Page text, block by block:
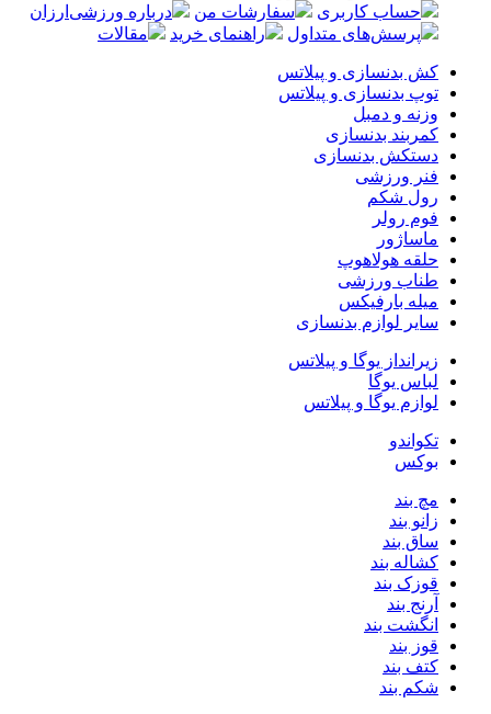
حساب کاربری
سفارشات من
درباره ورزشی‌ارزان
پرسش‌های متداول
راهنمای خرید مقالات
کش بدنسازی و پیلاتس
توپ بدنسازی و پیلاتس
وزنه و دمبل
کمربند بدنسازی
دستکش بدنسازی
فنر ورزشی
رول شکم
فوم رولر
ماساژور
حلقه هولاهوپ
طناب ورزشی
میله بارفیکس
سایر لوازم بدنسازی
زیرانداز یوگا و پیلاتس
لباس یوگا
لوازم یوگا و پیلاتس
تکواندو
بوکس
مچ بند
زانو بند
ساق بند
کشاله بند
قوزک بند
آرنج بند
انگشت بند
قوز بند
کتف بند
شکم‌ بند